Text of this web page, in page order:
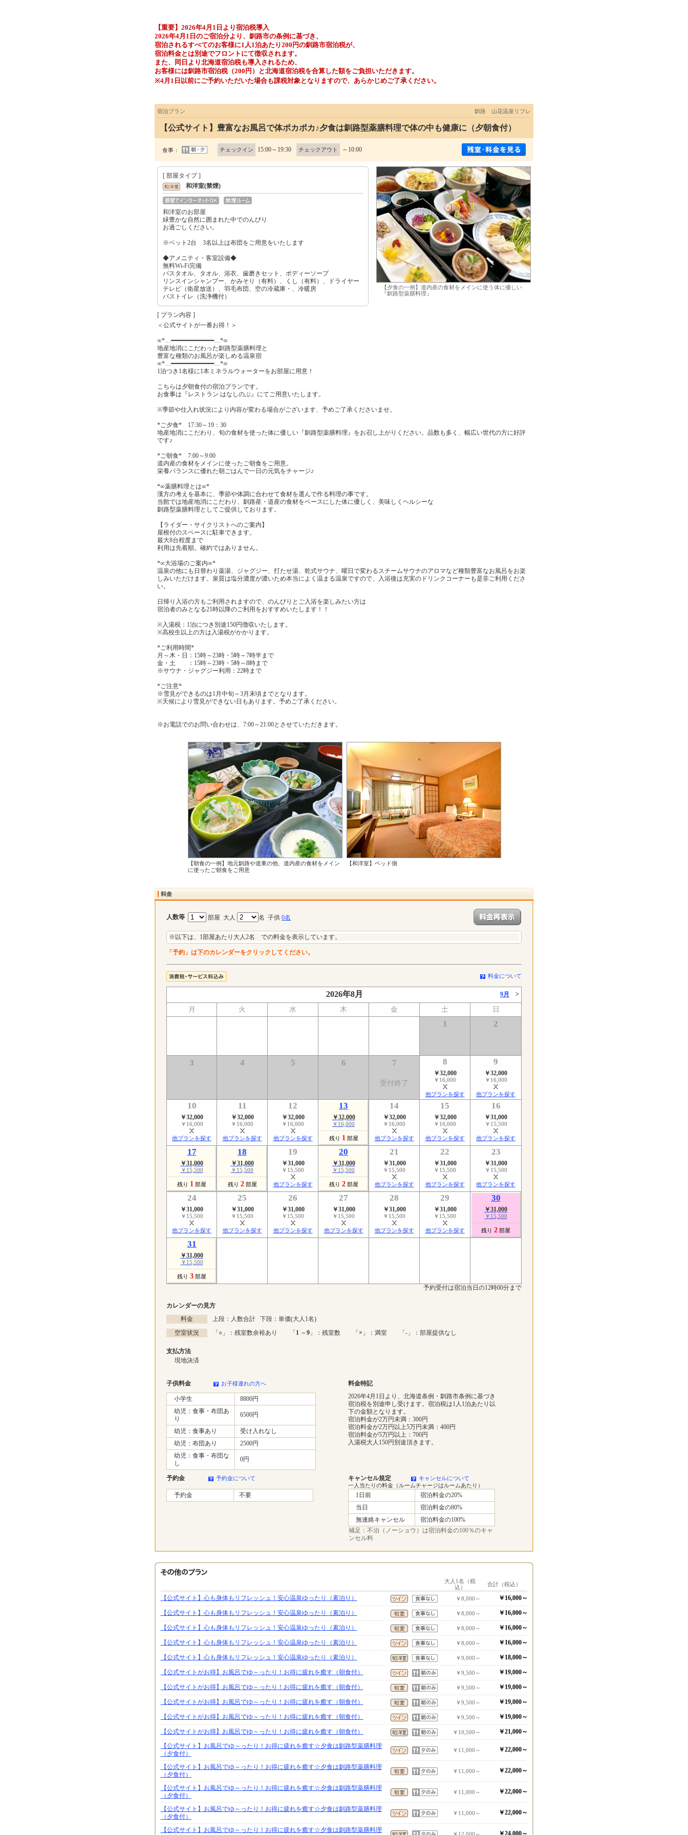
【重要】2026年4月1日より宿泊税導入
2026年4月1日のご宿泊分より、釧路市の条例に基づき、
宿泊されるすべてのお客様に1人1泊あたり200円の釧路市宿泊税が、
宿泊料金とは別途でフロントにて徴収されます。
また、同日より北海道宿泊税も導入されるため、
お客様には釧路市宿泊税（200円）と北海道宿泊税を合算した額をご負担いただきます。
※4月1日以前にご予約いただいた場合も課税対象となりますので、あらかじめご了承ください。
宿泊プラン 釧路 山花温泉リフレ
【公式サイト】豊富なお風呂で体ポカポカ♪夕食は釧路型薬膳料理で体の中も健康に（夕朝食付）
食事： チェックイン 15:00～19:30 チェックアウト ～10:00
[ 部屋タイプ ]
和洋室(禁煙)
和洋室のお部屋
緑豊かな自然に囲まれた中でのんびり
お過ごしください。
※ベット2台 3名以上は布団をご用意をいたします
◆アメニティ・客室設備◆
無料Wi-Fi完備
バスタオル、タオル、浴衣、歯磨きセット、ボディーソープ
リンスインシャンプー、かみそり（有料）、くし（有料）、ドライヤー
テレビ（衛星放送）、羽毛布団、空の冷蔵庫・、冷暖房
バストイレ（洗浄機付）
【夕食の一例】道内産の食材をメインに使う体に優しい
『釧路型薬膳料理』
[ プラン内容 ]
＜公式サイトが一番お得！＞
∞*…━━━━━━━━━━━━…*∞
地産地消にこだわった釧路型薬膳料理と
豊富な種類のお風呂が楽しめる温泉宿
∞*…━━━━━━━━━━━━…*∞
1泊つき1名様に1本ミネラルウォーターをお部屋に用意！
こちらは夕朝食付の宿泊プランです。
お食事は『レストラン はなしのぶ』にてご用意いたします。
※季節や仕入れ状況により内容が変わる場合がございます、予めご了承くださいませ。
*ご夕食* 17:30～19：30
地産地消にこだわり、旬の食材を使った体に優しい『釧路型薬膳料理』をお召し上がりください。品数も多く、幅広い世代の方に好評
です♪
*ご朝食* 7:00～9:00
道内産の食材をメインに使ったご朝食をご用意。
栄養バランスに優れた朝ごはんで一日の元気をチャージ♪
*∞薬膳料理とは∞*
漢方の考えを基本に、季節や体調に合わせて食材を選んで作る料理の事です。
当館では地産地消にこだわり、釧路産・道産の食材をベースにした体に優しく、美味しくヘルシーな
釧路型薬膳料理としてご提供しております。
【ライダー・サイクリストへのご案内】
屋根付のスペースに駐車できます。
最大8台程度まで
利用は先着順。確約ではありません。
*∞大浴場のご案内∞*
温泉の他にも日替わり薬湯、ジャグジー、打たせ湯、乾式サウナ、曜日で変わるスチームサウナのアロマなど種類豊富なお風呂をお楽
しみいただけます。泉質は塩分濃度が濃いため本当によく温まる温泉ですので、入浴後は充実のドリンクコーナーも是非ご利用くださ
い。
日帰り入浴の方もご利用されますので、のんびりとご入浴を楽しみたい方は
宿泊者のみとなる21時以降のご利用をおすすめいたします！！
※入湯税：1泊につき別途150円徴収いたします。
※高校生以上の方は入湯税がかかります。
*ご利用時間*
月～木・日：15時～23時・5時～7時半まで
金・土 ：15時～23時・5時～8時まで
※サウナ・ジャグジー利用：22時まで
*ご注意*
※雪見ができるのは1月中旬～3月末頃までとなります。
※天候により雪見ができない日もあります。予めご了承ください。
※お電話でのお問い合わせは、7:00～21:00とさせていただきます。
【朝食の一例】地元釧路や道東の他、道内産の食材をメイン
に使ったご朝食をご用意
【和洋室】ベッド側
人数等 部屋 大人 名 子供 0名
※以下は、1部屋あたり大人2名 での料金を表示しています。
「予約」は下のカレンダーをクリックしてください。
料金について
2026年8月 9月 >
月 火 水 木 金 土 日
1 2
3 4 5 6 7
受付終了
8
￥32,000
￥16,000
他プランを探す
9
￥32,000
￥16,000
他プランを探す
10
￥32,000
￥16,000
他プランを探す
11
￥32,000
￥16,000
他プランを探す
12
￥32,000
￥16,000
他プランを探す
13
￥32,000
￥16,000
残り 1 部屋
14
￥32,000
￥16,000
他プランを探す
15
￥32,000
￥16,000
他プランを探す
16
￥31,000
￥15,500
他プランを探す
17
￥31,000
￥15,500
残り 1 部屋
18
￥31,000
￥15,500
残り 2 部屋
19
￥31,000
￥15,500
他プランを探す
20
￥31,000
￥15,500
残り 2 部屋
21
￥31,000
￥15,500
他プランを探す
22
￥31,000
￥15,500
他プランを探す
23
￥31,000
￥15,500
他プランを探す
24
￥31,000
￥15,500
他プランを探す
25
￥31,000
￥15,500
他プランを探す
26
￥31,000
￥15,500
他プランを探す
27
￥31,000
￥15,500
他プランを探す
28
￥31,000
￥15,500
他プランを探す
29
￥31,000
￥15,500
他プランを探す
30
￥31,000
￥15,500
残り 2 部屋
31
￥31,000
￥15,500
残り 3 部屋
予約受付は宿泊当日の12時00分まで
カレンダーの見方
料金
上段：人数合計 下段：単価(大人1名)
空室状況
「○ 」：残室数余裕あり 「1 ～9 」：残室数 「× 」：満室 「-」：部屋提供なし
支払方法
現地決済
子供料金 お子様連れの方へ 料金特記
小学生
8800円
幼児：食事・布団あ
り
6500円
幼児：食事あり
受け入れなし
幼児：布団あり
2500円
幼児：食事・布団な
し
0円
2026年4月1日より、北海道条例・釧路市条例に基づき
宿泊税を別途申し受けます。宿泊税は1人1泊あたり以
下の金額となります。
宿泊料金が2万円未満：300円
宿泊料金が2万円以上5万円未満：400円
宿泊料金が5万円以上：700円
入湯税大人150円別途頂きます。
予約金 予約金について キャンセル規定
キャンセルについて
一人当たりの料金（ルームチャージはルームあたり）
予約金 不要 1日前
宿泊料金の20%
当日
宿泊料金の80%
無連絡キャンセル
宿泊料金の100%
補足：不泊（ノーショウ）は宿泊料金の100％のキャ
ンセル料
大人1名（税
込）
合計（税込）
【公式サイト】心も身体もリフレッシュ！安心温泉ゆったり（素泊り） ￥8,000～ ￥16,000～
【公式サイト】心も身体もリフレッシュ！安心温泉ゆったり（素泊り） ￥8,000～ ￥16,000～
【公式サイト】心も身体もリフレッシュ！安心温泉ゆったり（素泊り） ￥8,000～ ￥16,000～
【公式サイト】心も身体もリフレッシュ！安心温泉ゆったり（素泊り） ￥8,000～ ￥16,000～
【公式サイト】心も身体もリフレッシュ！安心温泉ゆったり（素泊り） ￥9,000～ ￥18,000～
【公式サイトがお得】お風呂でゆ～ったり！お得に疲れを癒す（朝食付） ￥9,500～ ￥19,000～
【公式サイトがお得】お風呂でゆ～ったり！お得に疲れを癒す（朝食付） ￥9,500～ ￥19,000～
【公式サイトがお得】お風呂でゆ～ったり！お得に疲れを癒す（朝食付） ￥9,500～ ￥19,000～
【公式サイトがお得】お風呂でゆ～ったり！お得に疲れを癒す（朝食付） ￥9,500～ ￥19,000～
【公式サイトがお得】お風呂でゆ～ったり！お得に疲れを癒す（朝食付） ￥10,500～
￥21,000～
【公式サイト】お風呂でゆ～ったり！お得に疲れを癒す☆夕食は釧路型薬膳料理
（夕食付）
￥11,000～ ￥22,000～
【公式サイト】お風呂でゆ～ったり！お得に疲れを癒す☆夕食は釧路型薬膳料理
（夕食付）
￥11,000～ ￥22,000～
【公式サイト】お風呂でゆ～ったり！お得に疲れを癒す☆夕食は釧路型薬膳料理
（夕食付）
￥11,000～ ￥22,000～
【公式サイト】お風呂でゆ～ったり！お得に疲れを癒す☆夕食は釧路型薬膳料理
（夕食付）
￥11,000～ ￥22,000～
【公式サイト】お風呂でゆ～ったり！お得に疲れを癒す☆夕食は釧路型薬膳料理
￥12,000～ ￥24,000～